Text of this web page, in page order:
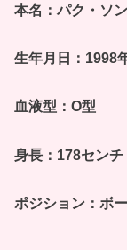
本名：パク・ソ
生年月日：1998
血液型：O型
身長：178センチ
ポジション：ボ